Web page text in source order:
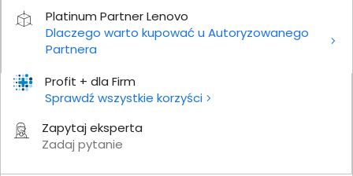
Profit + dla Firm
Sprawdź wszystkie korzyści
Zapytaj eksperta
Zadaj pytanie
Platinum Partner Lenovo
Dlaczego warto kupować u Autoryzowanego
Partnera